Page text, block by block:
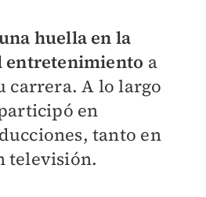
huella en la
entretenimiento a
carrera. A lo largo
en
tanto en
televisión.